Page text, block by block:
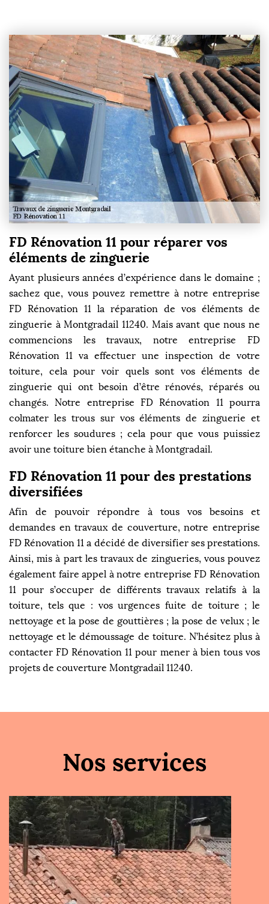
FD Rénovation 11 pour réparer vos
éléments de zinguerie
Ayant plusieurs années d’expérience dans le domaine ;
sachez que, vous pouvez remettre à notre entreprise
FD Rénovation 11 la réparation de vos éléments de
zinguerie à Montgradail 11240. Mais avant que nous ne
commencions les travaux, notre entreprise FD
Rénovation 11 va effectuer une inspection de votre
toiture, cela pour voir quels sont vos éléments de
zinguerie qui ont besoin d’être rénovés, réparés ou
changés. Notre entreprise FD Rénovation 11 pourra
colmater les trous sur vos éléments de zinguerie et
renforcer les soudures ; cela pour que vous puissiez
avoir une toiture bien étanche à Montgradail.
FD Rénovation 11 pour des prestations
diversifiées
Afin de pouvoir répondre à tous vos besoins et
demandes en travaux de couverture, notre entreprise
FD Rénovation 11 a décidé de diversifier ses prestations.
Ainsi, mis à part les travaux de zingueries, vous pouvez
également faire appel à notre entreprise FD Rénovation
11 pour s’occuper de différents travaux relatifs à la
toiture, tels que : vos urgences fuite de toiture ; le
nettoyage et la pose de gouttières ; la pose de velux ; le
nettoyage et le démoussage de toiture. N’hésitez plus à
contacter FD Rénovation 11 pour mener à bien tous vos
projets de couverture Montgradail 11240.
Nos services